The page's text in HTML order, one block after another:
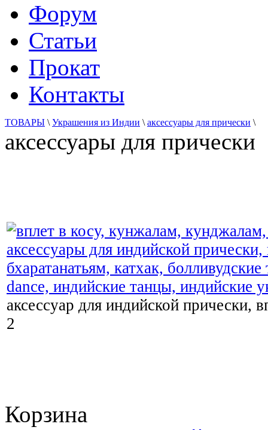
Форум
Статьи
Прокат
Контакты
ТОВАРЫ \ Украшения из Индии \ аксессуары для прически \
аксессуары для прически
аксессуар для индийской прически,
2
Корзина